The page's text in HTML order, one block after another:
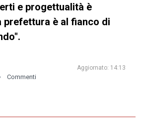
e progettualità è
prefettura è al fianco di
Aggiornato: 14:13
Commenti